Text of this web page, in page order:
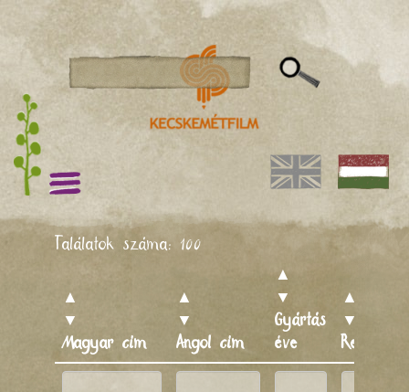
Találatok száma: 100
▲
▼
Magyar cím
▲
▼
Angol cím
▲
▼
Gyártás
éve
▲
▼
Rendező